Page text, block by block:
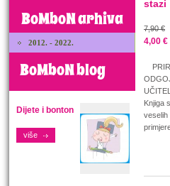
BoMboN arhiva
2012. - 2022.
BoMboN blog
Dijete i bonton
više
stazi
7,90 €
4,00 €
Knjiga
veselih